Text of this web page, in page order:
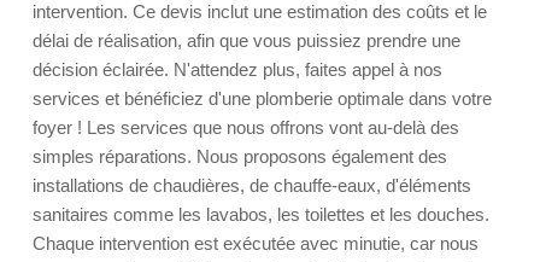
intervention. Ce devis inclut une estimation des coûts et le
délai de réalisation, afin que vous puissiez prendre une
décision éclairée. N'attendez plus, faites appel à nos
services et bénéficiez d'une plomberie optimale dans votre
foyer ! Les services que nous offrons vont au-delà des
simples réparations. Nous proposons également des
installations de chaudières, de chauffe-eaux, d'éléments
sanitaires comme les lavabos, les toilettes et les douches.
Chaque intervention est exécutée avec minutie, car nous